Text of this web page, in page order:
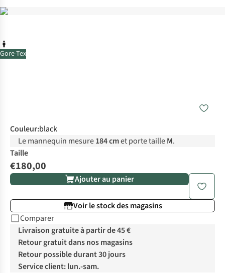
Gore-Tex
Couleur:black
Le mannequin mesure184 cmet porte tailleM.
Taille
€180,00
Ajouter au panier
Voir le stock des magasins
Comparer
Livraison gratuite à partir de 45 €
Retour gratuit dans nos magasins
Retour possible durant 30 jours
Service client: lun.-sam.